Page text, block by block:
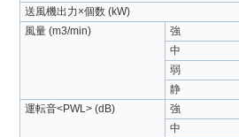
送風機出力×個数 (kW)
風量 (m3/min)
強
中
弱
静
運転音<PWL> (dB)
強
中